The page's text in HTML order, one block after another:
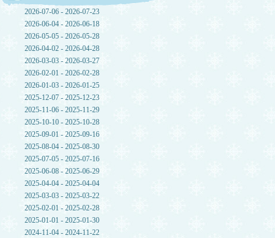
2026-07-06 - 2026-07-23
2026-06-04 - 2026-06-18
2026-05-05 - 2026-05-28
2026-04-02 - 2026-04-28
2026-03-03 - 2026-03-27
2026-02-01 - 2026-02-28
2026-01-03 - 2026-01-25
2025-12-07 - 2025-12-23
2025-11-06 - 2025-11-29
2025-10-10 - 2025-10-28
2025-09-01 - 2025-09-16
2025-08-04 - 2025-08-30
2025-07-05 - 2025-07-16
2025-06-08 - 2025-06-29
2025-04-04 - 2025-04-04
2025-03-03 - 2025-03-22
2025-02-01 - 2025-02-28
2025-01-01 - 2025-01-30
2024-11-04 - 2024-11-22